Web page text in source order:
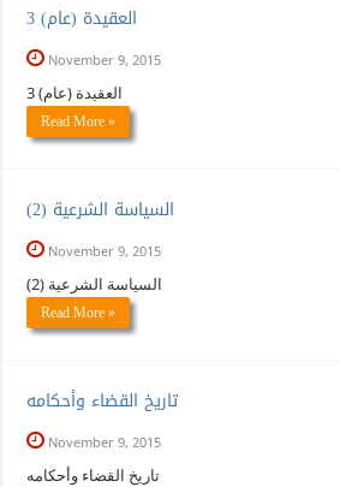
العقيدة (عام) 3
November 9, 2015
العقيدة (عام) 3
Read More »
(السياسة الشرعية (2
November 9, 2015
(السياسة الشرعية (2
Read More »
تاريخ القضاء وأحكامه
November 9, 2015
تاريخ القضاء وأحكامه